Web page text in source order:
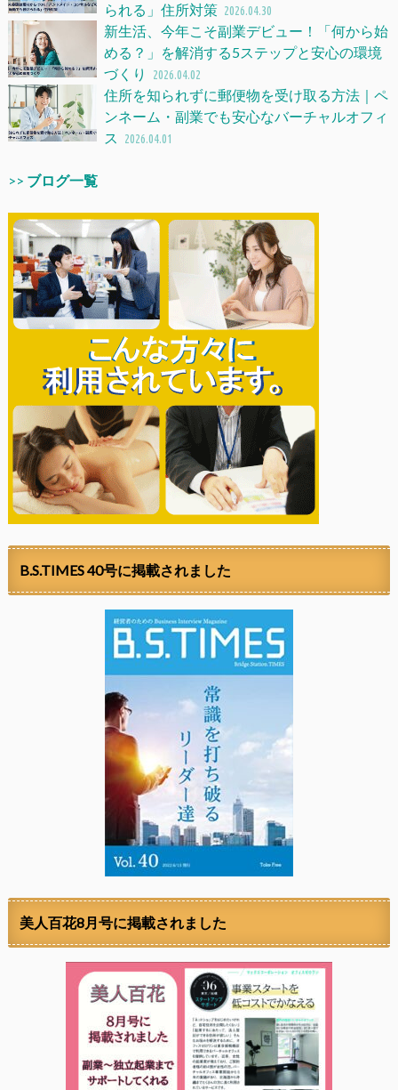
られる」住所対策 2026.04.30
新生活、今年こそ副業デビュー！「何から始
める？」を解消する5ステップと安心の環境
づくり
2026.04.02
住所を知られずに郵便物を受け取る方法｜ペ
ンネーム・副業でも安心なバーチャルオフィ
ス
2026.04.01
>> ブログ一覧
B.S.TIMES 40号に掲載されました
美人百花8月号に掲載されました